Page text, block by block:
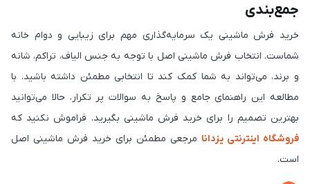
جمع‌بندی
خرید فرش ماشینی یک سرمایه‌گذاری مهم برای زیبایی و دوام خانه
شماست. انتخاب فرش ماشینی اصل با توجه به جنس الیاف، تراکم، شانه
و برند، می‌تواند به شما کمک کند تا انتخابی مطمئن داشته باشید. با
مطالعه این راهنمای جامع و پاسخ به سوالات پر تکرار، حالا می‌توانید
بهترین تصمیم را برای خرید فرش ماشینی بگیرید. فراموش نکنید که
فروشگاه اینترنتی یزدانا مرجعی مطمئن برای خرید فرش ماشینی اصل
است.